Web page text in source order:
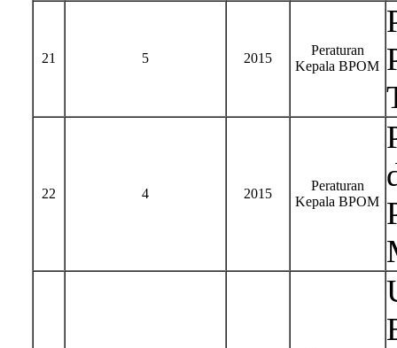
21 5 2015
Peraturan
Kepala BPOM
22 4 2015
Peraturan
Kepala BPOM